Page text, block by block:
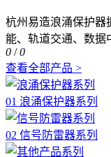
杭州易造浪涌保护器
能、轨道交通、数据
0 /0
查看全部产品 >
01 浪涌保护器系列
02 信号防雷器系列